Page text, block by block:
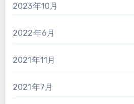
2023年10月
2022年6月
2021年11月
2021年7月